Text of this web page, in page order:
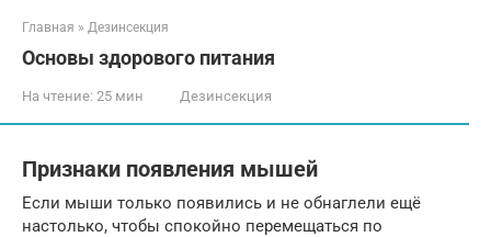
Главная » Дезинсекция
Основы здорового питания
На чтение: 25 мин Дезинсекция
Признаки появления мышей
Если мыши только появились и не обнаглели ещё
настолько, чтобы спокойно перемещаться по